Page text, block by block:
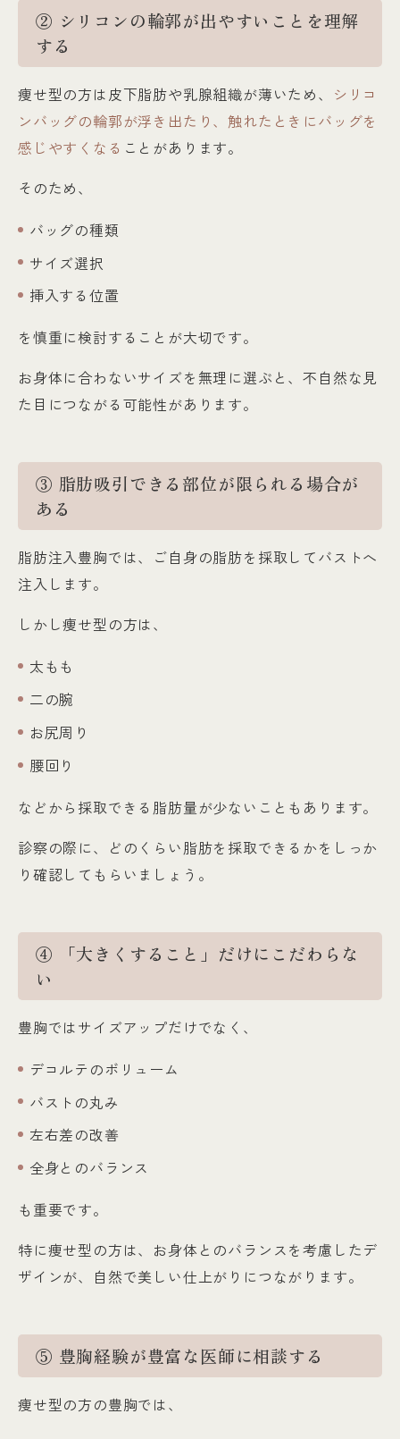
② シリコンの輪郭が出やすいことを理解
する
痩せ型の方は皮下脂肪や乳腺組織が薄いため、 シリコ
ンバッグの輪郭が浮き出たり、触れたときにバッグを
感じやすくなる ことがあります。
そのため、
バッグの種類
サイズ選択
挿入する位置
を慎重に検討することが大切です。
お身体に合わないサイズを無理に選ぶと、不自然な見
た目につながる可能性があります。
③ 脂肪吸引できる部位が限られる場合が
ある
脂肪注入豊胸では、ご自身の脂肪を採取してバストへ
注入します。
しかし痩せ型の方は、
太もも
二の腕
お尻周り
腰回り
などから採取できる脂肪量が少ないこともあります。
診察の際に、どのくらい脂肪を採取できるかをしっか
り確認してもらいましょう。
④ 「大きくすること」だけにこだわらな
い
豊胸ではサイズアップだけでなく、
デコルテのボリューム
バストの丸み
左右差の改善
全身とのバランス
も重要です。
特に痩せ型の方は、お身体とのバランスを考慮したデ
ザインが、自然で美しい仕上がりにつながります。
⑤ 豊胸経験が豊富な医師に相談する
痩せ型の方の豊胸では、